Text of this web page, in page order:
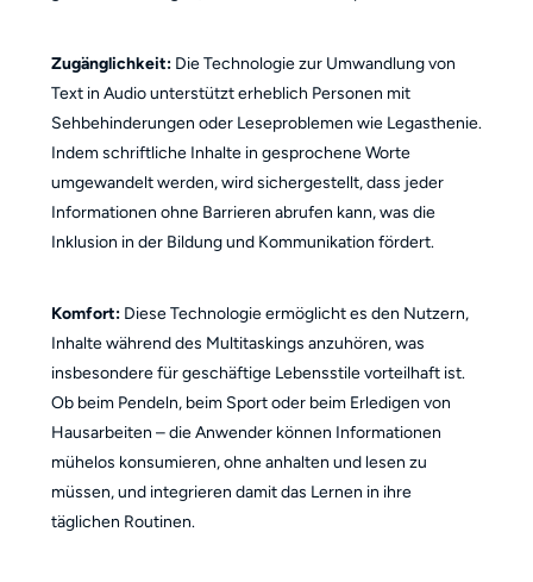
Zugänglichkeit:Die Technologie zur Umwandlung von
Text in Audio unterstützt erheblich Personen mit
Sehbehinderungen oder Leseproblemen wie Legasthenie.
Indem schriftliche Inhalte in gesprochene Worte
umgewandelt werden, wird sichergestellt, dass jeder
Informationen ohne Barrieren abrufen kann, was die
Inklusion in der Bildung und Kommunikation fördert.
Komfort:Diese Technologie ermöglicht es den Nutzern,
Inhalte während des Multitaskings anzuhören, was
insbesondere für geschäftige Lebensstile vorteilhaft ist.
Ob beim Pendeln, beim Sport oder beim Erledigen von
Hausarbeiten – die Anwender können Informationen
mühelos konsumieren, ohne anhalten und lesen zu
müssen, und integrieren damit das Lernen in ihre
täglichen Routinen.